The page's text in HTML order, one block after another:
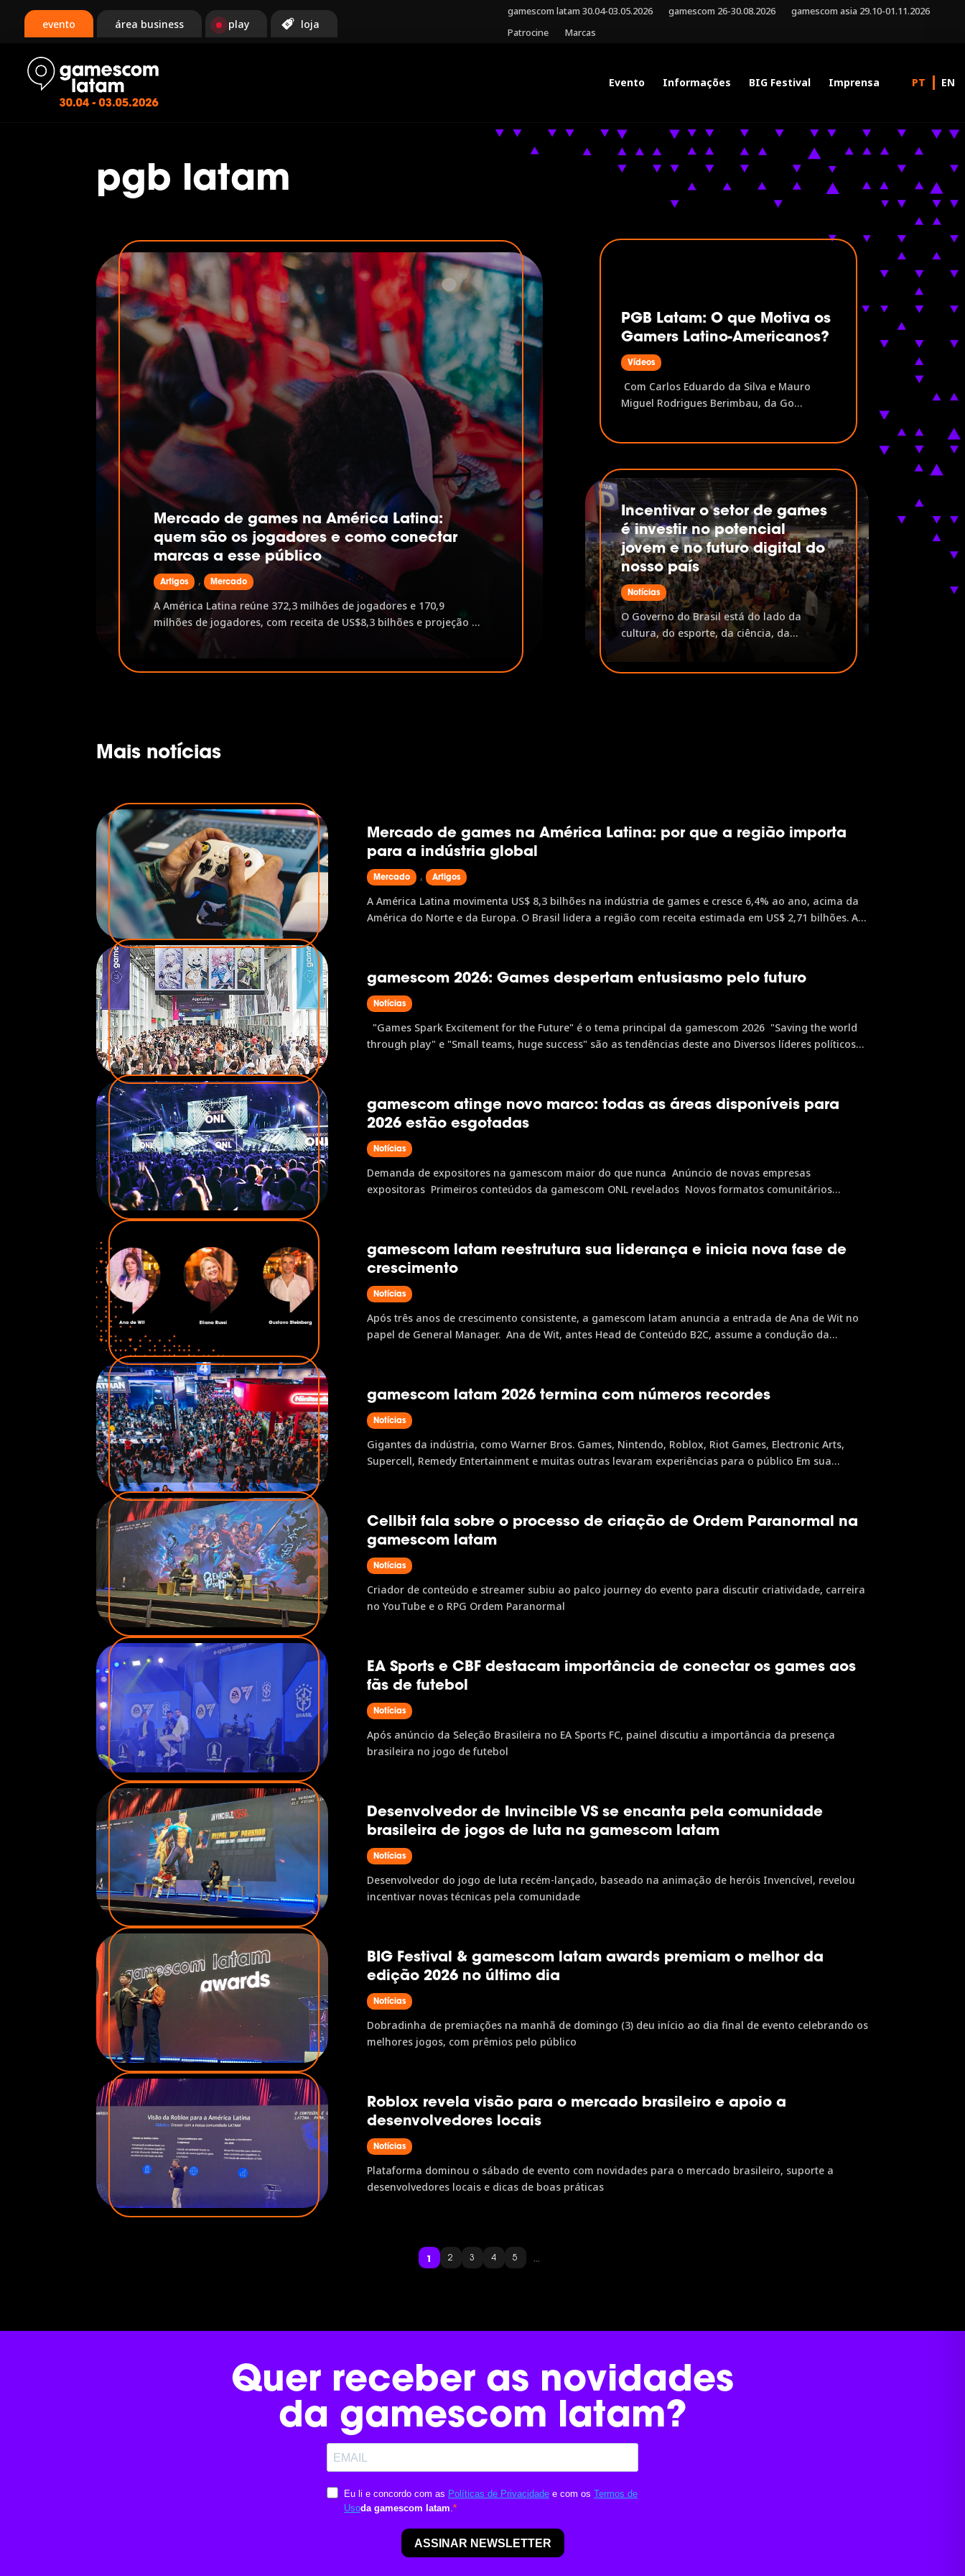
evento área business play loja
gamescom latam 30.04-03.05.2026 gamescom 26-30.08.2026
gamescom asia 29.10-01.11.2026
Patrocine
Marcas
Evento Informações BIG Festival Imprensa
pgb latam
Mercado de games na América Latina:
quem são os jogadores e como conectar
marcas a esse público
Artigos , Mercado
A América Latina reúne 372,3 milhões de jogadores e 170,9
milhões de jogadores, com receita de US$8,3 bilhões e projeção de
consome jogos digitais, a Geração Z é maioria e as mulheres
PGB Latam: O que Motiva os
Gamers Latino-Americanos?
Vídeos
Com Carlos Eduardo da Silva e Mauro
Miguel Rodrigues Berimbau, da Go
plataformas favoritas e hábitos de jogo
até jornada de compra e relação com
marcas. Neste painel,...
Incentivar o setor de games
é investir no potencial
jovem e no futuro digital do
nosso país
Notícias
O Governo do Brasil está do lado da
cultura, do esporte, da ciência, da
educação, da inclusão e do povo
Mais notícias
Mercado de games na América Latina: por que a região importa
para a indústria global
Mercado , Artigos
A América Latina movimenta US$ 8,3 bilhões na indústria de games e cresce 6,4% ao ano, acima da
América do Norte e da Europa. O Brasil lidera a região com receita estimada em US$ 2,71 bilhões. A
gamescom 2026: Games despertam entusiasmo pelo futuro
Notícias
"Games Spark Excitement for the Future" é o tema principal da gamescom 2026 "Saving the world
through play" e "Small teams, huge success" são as tendências deste ano Diversos líderes políticos
gamescom atinge novo marco: todas as áreas disponíveis para
2026 estão esgotadas
Notícias
Demanda de expositores na gamescom maior do que nunca Anúncio de novas empresas
expositoras Primeiros conteúdos da gamescom ONL revelados Novos formatos comunitários
gamescom latam reestrutura sua liderança e inicia nova fase de
crescimento
Notícias
Após três anos de crescimento consistente, a gamescom latam anuncia a entrada de Ana de Wit no
papel de General Manager. Ana de Wit, antes Head de Conteúdo B2C, assume a condução da
gamescom latam 2026 termina com números recordes
Notícias
Gigantes da indústria, como Warner Bros. Games, Nintendo, Roblox, Riot Games, Electronic Arts,
Supercell, Remedy Entertainment e muitas outras levaram experiências para o público Em sua
Cellbit fala sobre o processo de criação de Ordem Paranormal na
gamescom latam
Notícias
Criador de conteúdo e streamer subiu ao palco journey do evento para discutir criatividade, carreira
no YouTube e o RPG Ordem Paranormal
EA Sports e CBF destacam importância de conectar os games aos
fãs de futebol
Notícias
Após anúncio da Seleção Brasileira no EA Sports FC, painel discutiu a importância da presença
brasileira no jogo de futebol
Desenvolvedor de Invincible VS se encanta pela comunidade
brasileira de jogos de luta na gamescom latam
Notícias
Desenvolvedor do jogo de luta recém-lançado, baseado na animação de heróis Invencível, revelou
incentivar novas técnicas pela comunidade
BIG Festival & gamescom latam awards premiam o melhor da
edição 2026 no último dia
Notícias
Dobradinha de premiações na manhã de domingo (3) deu início ao dia final de evento celebrando os
melhores jogos, com prêmios pelo público
Roblox revela visão para o mercado brasileiro e apoio a
desenvolvedores locais
Notícias
Plataforma dominou o sábado de evento com novidades para o mercado brasileiro, suporte a
desenvolvedores locais e dicas de boas práticas
1 2 3 4 5 ...
Quer receber as novidades
da gamescom latam?